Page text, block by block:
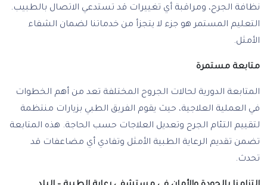
نظافة الجرح، ومراقبة أي تغييرات قد تستدعي الاتصال بالطبيب.
التعليم المستمر هو جزء لا يتجزأ من خدماتنا لضمان الشفاء
الأمثل.
متابعة مستمرة
المتابعة الدورية لحالات الجروح المختلفة تعد من أهم الخطوات
في العملية العلاجية، حيث يقوم الفريق الطبي بزيارات منتظمة
لتقييم التئام الجرح وتعديل العلاجات حسب الحاجة. هذه المتابعة
تضمن تقديم الرعاية الطبية الأمثل وتفادي أي مضاعفات قد
تحدث.